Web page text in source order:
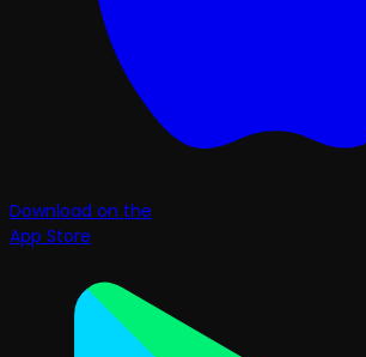
Download on the
App Store